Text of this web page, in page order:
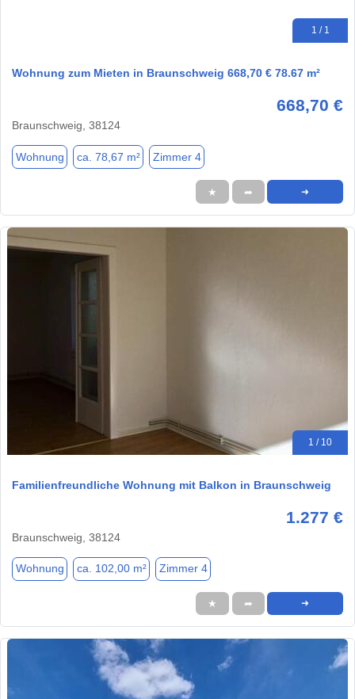
1 / 1
Wohnung zum Mieten in Braunschweig 668,70 € 78.67 m²
668,70 €
Braunschweig, 38124
Wohnung ca. 78,67 m² Zimmer 4
★ ➦ ➜
1 / 10
Familienfreundliche Wohnung mit Balkon in Braunschweig
1.277 €
Braunschweig, 38124
Wohnung ca. 102,00 m² Zimmer 4
★ ➦ ➜